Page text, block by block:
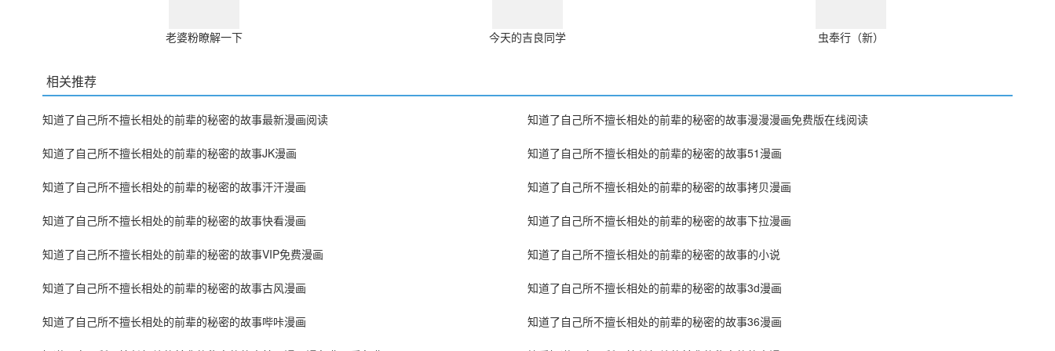
老婆粉瞭解一下 今天的吉良同学 虫奉行（新）
相关推荐
知道了自己所不擅长相处的前辈的秘密的故事最新漫画阅读 知道了自己所不擅长相处的前辈的秘密的故事漫漫漫画免费版在线阅读
知道了自己所不擅长相处的前辈的秘密的故事JK漫画 知道了自己所不擅长相处的前辈的秘密的故事51漫画
知道了自己所不擅长相处的前辈的秘密的故事汗汗漫画 知道了自己所不擅长相处的前辈的秘密的故事拷贝漫画
知道了自己所不擅长相处的前辈的秘密的故事快看漫画 知道了自己所不擅长相处的前辈的秘密的故事下拉漫画
知道了自己所不擅长相处的前辈的秘密的故事VIP免费漫画 知道了自己所不擅长相处的前辈的秘密的故事的小说
知道了自己所不擅长相处的前辈的秘密的故事古风漫画 知道了自己所不擅长相处的前辈的秘密的故事3d漫画
知道了自己所不擅长相处的前辈的秘密的故事哔咔漫画 知道了自己所不擅长相处的前辈的秘密的故事36漫画